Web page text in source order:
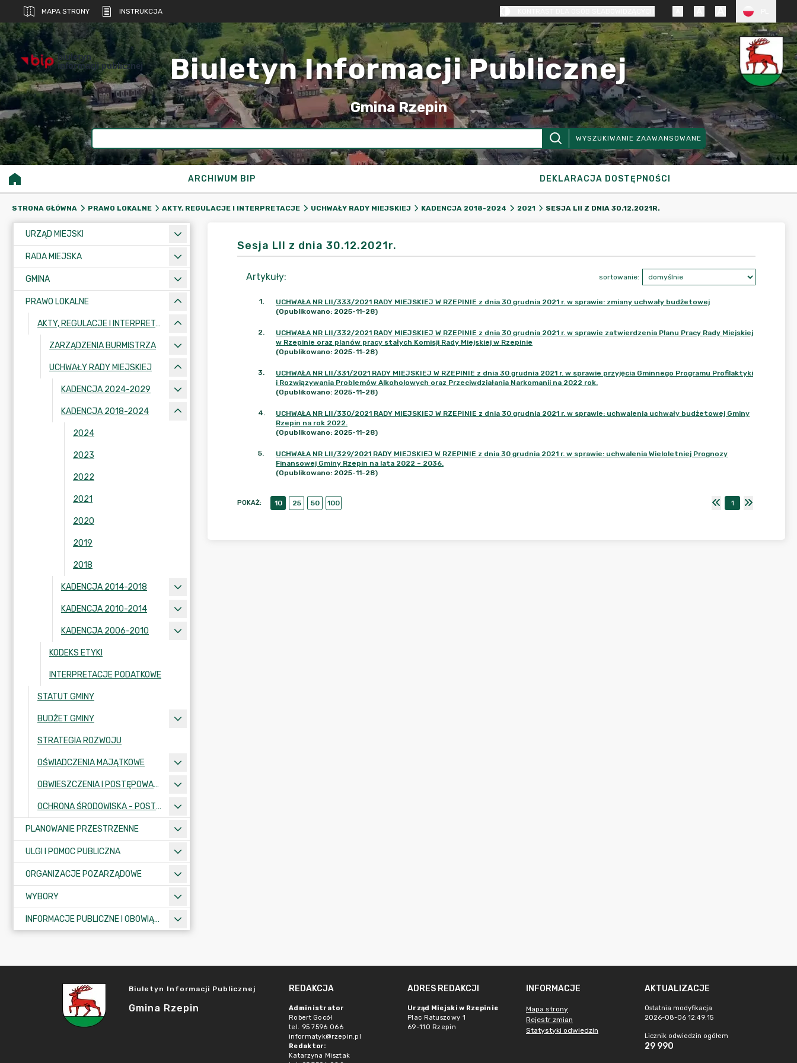
MAPA STRONY INSTRUKCJA
biuletyn
informacji publicznej Biuletyn Informacji Publicznej
Gmina Rzepin
WYSZUKIWANIE ZAAWANSOWANE
ARCHIWUM BIP DEKLARACJA DOSTĘPNOŚCI
STRONA GŁÓWNA PRAWO LOKALNE AKTY, REGULACJE I INTERPRETACJE UCHWAŁY RADY MIEJSKIEJ KADENCJA 2018-2024 2021 SESJA LII Z DNIA 30.12.2021R.
URZĄD MIEJSKI
RADA MIEJSKA
GMINA
PRAWO LOKALNE
AKTY, REGULACJE I INTERPRETACJE
ZARZĄDZENIA BURMISTRZA
UCHWAŁY RADY MIEJSKIEJ
KADENCJA 2024-2029
KADENCJA 2018-2024
2024
2023
2022
2021
2020
2019
2018
KADENCJA 2014-2018
KADENCJA 2010-2014
KADENCJA 2006-2010
KODEKS ETYKI
INTERPRETACJE PODATKOWE
STATUT GMINY
BUDŻET GMINY
STRATEGIA ROZWOJU
OŚWIADCZENIA MAJĄTKOWE
OBWIESZCZENIA I POSTĘPOWANIA ADMINISTRACYJNE
OCHRONA ŚRODOWISKA - POSTĘPOWANIA I INFORMACJE
PLANOWANIE PRZESTRZENNE
ULGI I POMOC PUBLICZNA
ORGANIZACJE POZARZĄDOWE
WYBORY
INFORMACJE PUBLICZNE I OBOWIĄZKOWE
Sesja LII z dnia 30.12.2021r.
Artykuły: sortowanie:
1.
UCHWAŁA NR LII/333/2021 RADY MIEJSKIEJ W RZEPINIE z dnia 30 grudnia 2021 r. w sprawie: zmiany uchwały budżetowej
(Opublikowano: 2025-11-28)
2.
UCHWAŁA NR LII/332/2021 RADY MIEJSKIEJ W RZEPINIE z dnia 30 grudnia 2021 r. w sprawie zatwierdzenia Planu Pracy Rady Miejskiej
w Rzepinie oraz planów pracy stałych Komisji Rady Miejskiej w Rzepinie
(Opublikowano: 2025-11-28)
3.
UCHWAŁA NR LII/331/2021 RADY MIEJSKIEJ W RZEPINIE z dnia 30 grudnia 2021 r. w sprawie przyjęcia Gminnego Programu Profilaktyki
i Rozwiązywania Problemów Alkoholowych oraz Przeciwdziałania Narkomanii na 2022 rok.
(Opublikowano: 2025-11-28)
4.
UCHWAŁA NR LII/330/2021 RADY MIEJSKIEJ W RZEPINIE z dnia 30 grudnia 2021 r. w sprawie: uchwalenia uchwały budżetowej Gminy
Rzepin na rok 2022.
(Opublikowano: 2025-11-28)
5.
UCHWAŁA NR LII/329/2021 RADY MIEJSKIEJ W RZEPINIE z dnia 30 grudnia 2021 r. w sprawie: uchwalenia Wieloletniej Prognozy
Finansowej Gminy Rzepin na lata 2022 – 2036.
(Opublikowano: 2025-11-28)
POKAŻ: 10 25 50 100 1
Biuletyn Informacji Publicznej
Gmina Rzepin
REDAKCJA
Administrator
Robert Gocół
tel. 95 7596 066
informatyk@rzepin.pl
Redaktor:
Katarzyna Misztak
ADRES REDAKCJI
Urząd Miejski w Rzepinie
Plac Ratuszowy 1
69-110 Rzepin
INFORMACJE
Mapa strony
Rejestr zmian
Statystyki odwiedzin
AKTUALIZACJE
Ostatnia modyfikacja
2026-08-06 12:49:15
Licznik odwiedzin ogółem
29 990